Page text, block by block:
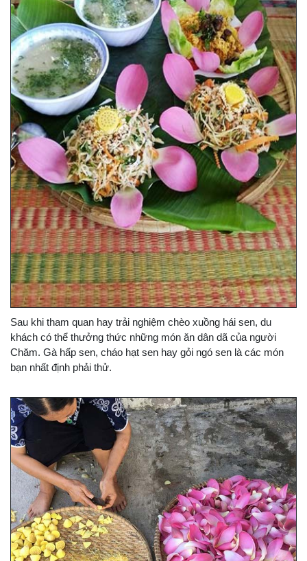
Sau khi tham quan hay trải nghiệm chèo xuồng hái sen, du
khách có thể thưởng thức những món ăn dân dã của người
Chăm. Gà hấp sen, cháo hạt sen hay gỏi ngó sen là các món
bạn nhất định phải thử.